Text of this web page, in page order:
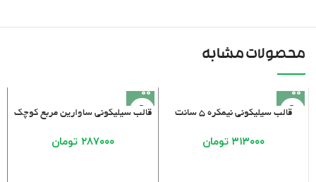
محصولات مشابه
قالب سیلیکونی نیمکره ۵ سانت
۳۱۳۰۰۰ تومان
قالب سیلیکونی ساوارین مربع کوچک
۲۸۷۰۰۰ تومان